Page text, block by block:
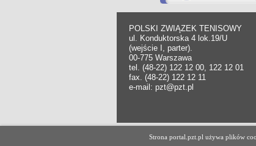
POLSKI ZWIĄZEK TENISOWY
ul. Konduktorska 4 lok.19/U
(wejście I, parter).
00-775 Warszawa
tel. (48-22) 122 12 00, 122 12 01
fax. (48-22) 122 12 11
e-mail: pzt@pzt.pl
Copyright Polski Związek Tenisowy.
All rights reserved
Strona portal.pzt.pl używa plików